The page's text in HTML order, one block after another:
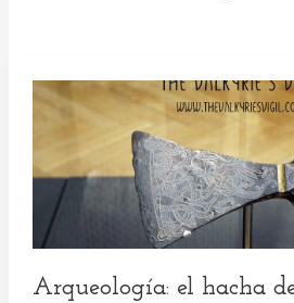
Arqueología: el hacha